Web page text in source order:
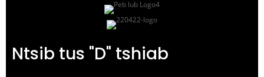
Ntsib tus "D" tshiab